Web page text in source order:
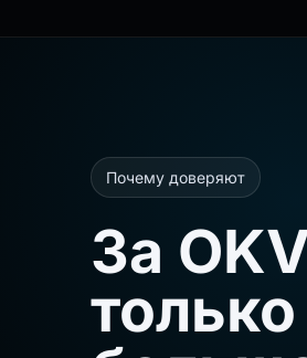
Почему доверяют
За